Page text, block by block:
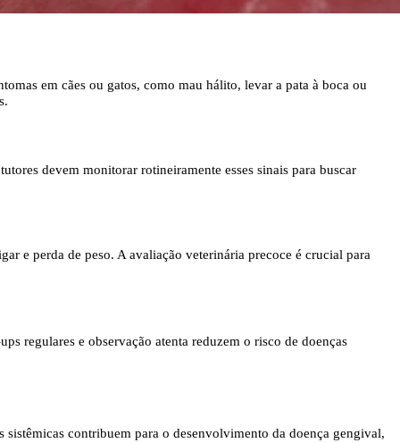
em cães ou gatos, como mau hálito, levar a pata à boca ou
devem monitorar rotineiramente esses sinais para buscar
e perda de peso. A avaliação veterinária precoce é crucial para
regulares e observação atenta reduzem o risco de doenças
contribuem para o desenvolvimento da doença gengival,